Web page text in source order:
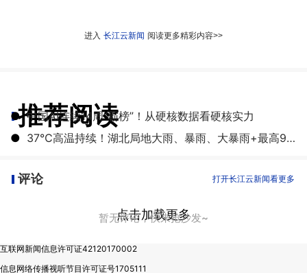
进入 长江云新闻 阅读更多精彩内容>>
推荐阅读
● 中国AI连续14周“霸榜”！从硬核数据看硬核实力
●
37℃高温持续！湖北局地大雨、暴雨、大暴雨+最高9级雷暴大风
评论 打开长江云新闻看更多
暂无评论，快来抢沙发~
点击加载更多
互联网新闻信息许可证42120170002
信息网络传播视听节目许可证号1705111